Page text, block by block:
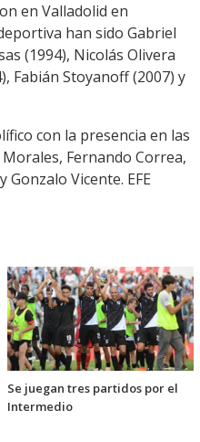
en Valladolid en
han sido Gabriel
(1994), Nicolás Olivera
Fabián Stoyanoff (2007) y
con la presencia en las
Fernando Correa,
Vicente. EFE
Se juegan tres partidos por el
Intermedio